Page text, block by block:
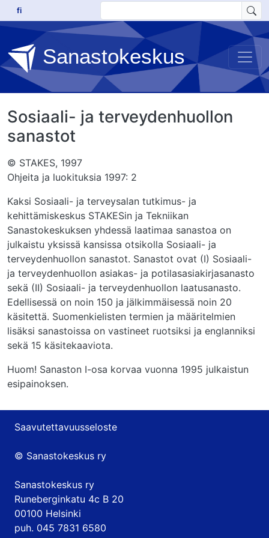
Hyppää pääsisältöön
fi
Sanastokeskus
Sosiaali- ja terveydenhuollon
sanastot
© STAKES, 1997
Ohjeita ja luokituksia 1997: 2
Kaksi Sosiaali- ja terveysalan tutkimus- ja
kehittämiskeskus STAKESin ja Tekniikan
Sanastokeskuksen yhdessä laatimaa sanastoa on
julkaistu yksissä kansissa otsikolla Sosiaali- ja
terveydenhuollon sanastot. Sanastot ovat (I) Sosiaali-
ja terveydenhuollon asiakas- ja potilasasiakirjasanasto
sekä (II) Sosiaali- ja terveydenhuollon laatusanasto.
Edellisessä on noin 150 ja jälkimmäisessä noin 20
käsitettä. Suomenkielisten termien ja määritelmien
lisäksi sanastoissa on vastineet ruotsiksi ja englanniksi
sekä 15 käsitekaaviota.
Huom! Sanaston I-osa korvaa vuonna 1995 julkaistun
esipainoksen.
Saavutettavuusseloste
© Sanastokeskus ry
Sanastokeskus ry
Runeberginkatu 4c B 20
00100 Helsinki
puh. 045 7831 6580